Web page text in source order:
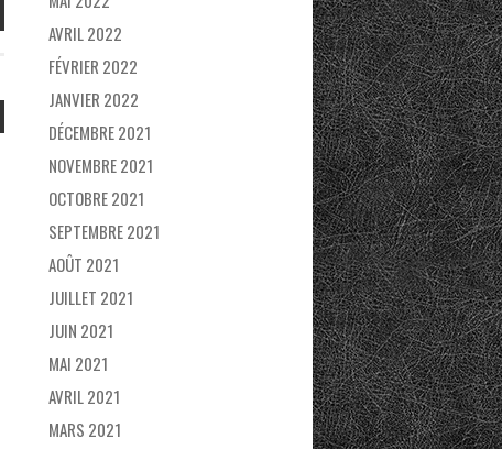
AVRIL 2022
FÉVRIER 2022
JANVIER 2022
DÉCEMBRE 2021
NOVEMBRE 2021
OCTOBRE 2021
SEPTEMBRE 2021
AOÛT 2021
JUILLET 2021
JUIN 2021
MAI 2021
AVRIL 2021
MARS 2021